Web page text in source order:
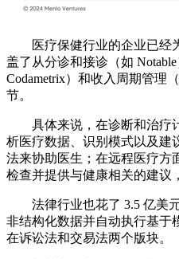
医疗保健行业的企业已经
盖了从分诊和接诊（如 Notable
Codametrix）和收入周期管理
节。
具体来说，在诊断和治疗
析医疗数据、识别模式以及建
法来协助医生；在远程医疗方
检查并提供与健康相关的建议
法律行业也花了 3.5 亿美
非结构化数据并自动执行基于
在诉讼法和交易法两个版块。